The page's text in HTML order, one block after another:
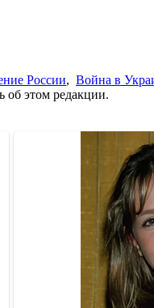
России, Война в
об этом редакции.